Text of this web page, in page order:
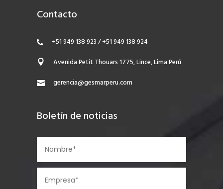
Contacto
+51 949 138 923 / +51 949 138 924
Avenida Petit Thouars 1775, Lince, Lima Perú
gerencia@gesmarperu.com
Boletín de noticias